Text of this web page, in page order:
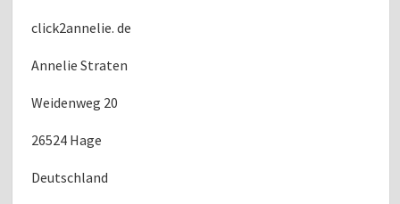
click2annelie. de
Annelie Straten
Weidenweg 20
26524 Hage
Deutschland